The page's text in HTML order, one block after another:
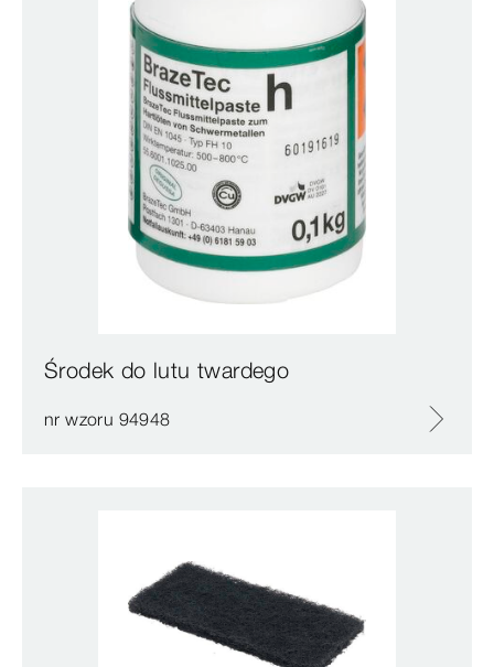
Środek do lutu twardego
nr wzoru 94948